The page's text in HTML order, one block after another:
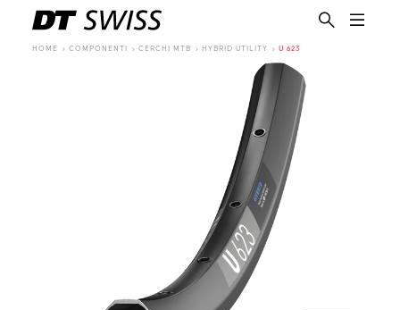
HOME COMPONENTI CERCHI MTB HYBRID UTILITY U 623